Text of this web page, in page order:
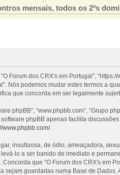
mensais, todos os 2ºs
Forum dos CRX's em Portugal”,
Nós podemos mudar estes termos a
que concorda em ser legalmente
phpBB”, “www.phpbb.com”, “Grupo
software phpBB apenas facilita
www.phpbb.com/.
insultuosa, de ódio, ameaçadora,
lo a ser banido de imediato e
que “O Forum dos CRX's em
guardadas numa Base de